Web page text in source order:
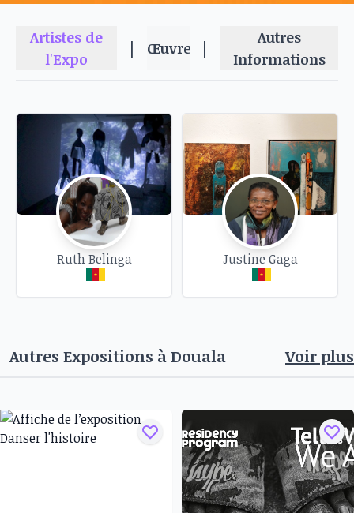
Artistes de
l'Expo
| Œuvres |
Autres
Informations
Ruth Belinga Justine Gaga
Autres Expositions àDouala Voir plus